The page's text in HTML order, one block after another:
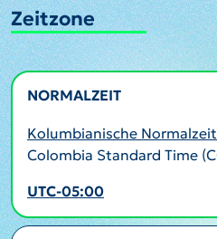
Zeitzone
NORMALZEIT
Kolumbianische Normalzeit
Colombia Standard Time
UTC-05:00